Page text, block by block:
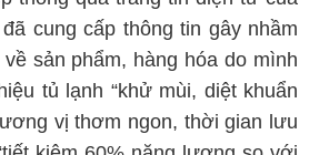
cung cấp thông tin gây nhầm
sản phẩm, hàng hóa do mình
tủ lạnh “khử mùi, diệt khuẩn
vị thơm ngon, thời gian lưu